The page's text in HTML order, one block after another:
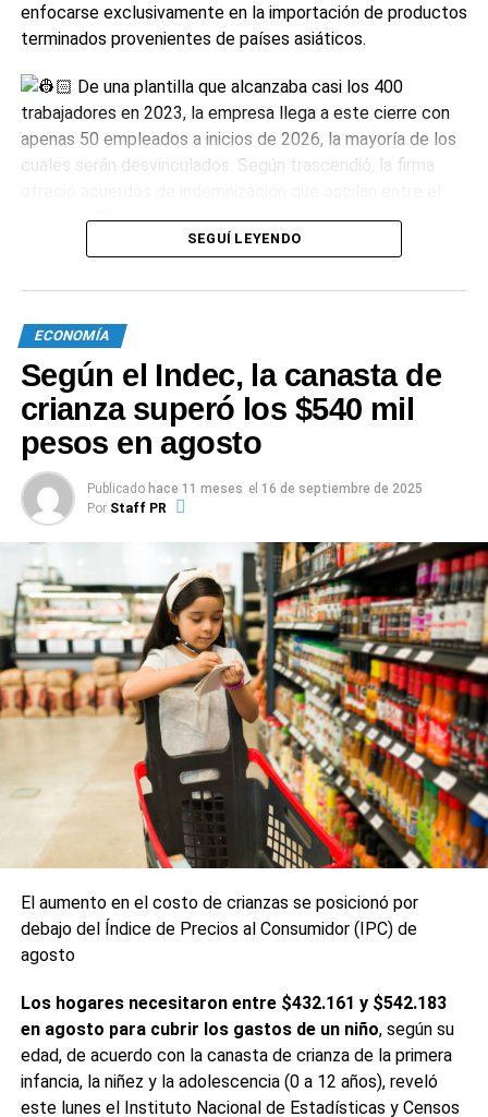
enfocarse exclusivamente en la importación de productos
terminados provenientes de países asiáticos.
De una plantilla que alcanzaba casi los 400
trabajadores en 2023, la empresa llega a este cierre con
apenas 50 empleados a inicios de 2026, la mayoría de los
cuales serán desvinculados. Según trascendió, la firma
60% y el 70%, bajo la advertencia de que podría solicitar
un concurso preventivo de no lograrse acuerdos rápidos.
SEGUÍ LEYENDO
ECONOMÍA
Según el Indec, la canasta de
crianza superó los $540 mil
pesos en agosto
Publicado hace 11 meses el 16 de septiembre de 2025
Por Staff PR
El aumento en el costo de crianzas se posicionó por
debajo del Índice de Precios al Consumidor (IPC) de
agosto
Los hogares necesitaron entre $432.161 y $542.183
en agosto para cubrir los gastos de un niño, según su
edad, de acuerdo con la canasta de crianza de la primera
infancia, la niñez y la adolescencia (0 a 12 años), reveló
este lunes el Instituto Nacional de Estadísticas y Censos